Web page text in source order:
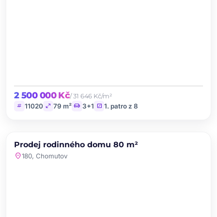
2 500 000 Kč/ 31 646 Kč/m²
tag 11020 open_in_full 79 m² chair 3+1 stairs 1. patro z 8
PRODEJ NOVINKA
Prodej rodinného domu 80 m²
location_on180, Chomutov